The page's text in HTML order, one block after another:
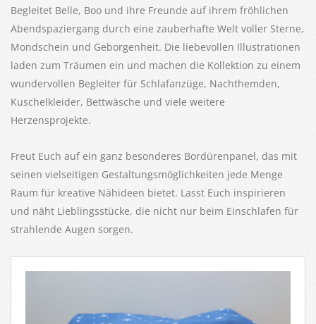
Begleitet Belle, Boo und ihre Freunde auf ihrem fröhlichen
Abendspaziergang durch eine zauberhafte Welt voller Sterne,
Mondschein und Geborgenheit. Die liebevollen Illustrationen
laden zum Träumen ein und machen die Kollektion zu einem
wundervollen Begleiter für Schlafanzüge, Nachthemden,
Kuschelkleider, Bettwäsche und viele weitere
Herzensprojekte.
Freut Euch auf ein ganz besonderes Bordürenpanel, das mit
seinen vielseitigen Gestaltungsmöglichkeiten jede Menge
Raum für kreative Nähideen bietet. Lasst Euch inspirieren
und näht Lieblingsstücke, die nicht nur beim Einschlafen für
strahlende Augen sorgen.